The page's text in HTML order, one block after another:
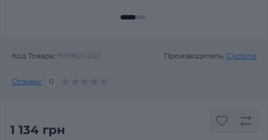
Код Товара: 9999624202 Производитель: Cyclone
Отзывы: 0
1 134 грн